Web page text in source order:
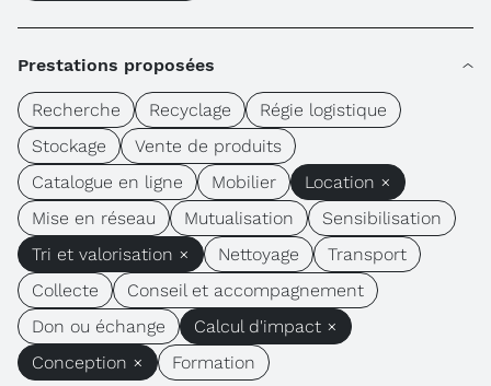
Prestations proposées
Recherche Recyclage
Régie logistique
Stockage
Vente de produits
Catalogue en ligne
Mobilier
Location ×
Mise en réseau
Mutualisation
Sensibilisation
Tri et valorisation ×
Nettoyage
Transport
Collecte
Conseil et accompagnement
Don ou échange
Calcul d'impact ×
Conception ×
Formation